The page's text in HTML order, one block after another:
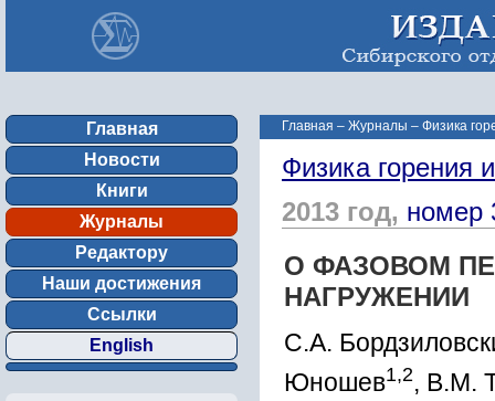
Главная
Новости
Книги
Журналы
Редактору
Наши достижения
Ссылки
English
Главная – Журналы – Физика
Физика горения
2013 год, номер
О ФАЗОВОМ
НАГРУЖЕНИИ
С.А.
Юношев1,2, В.М.